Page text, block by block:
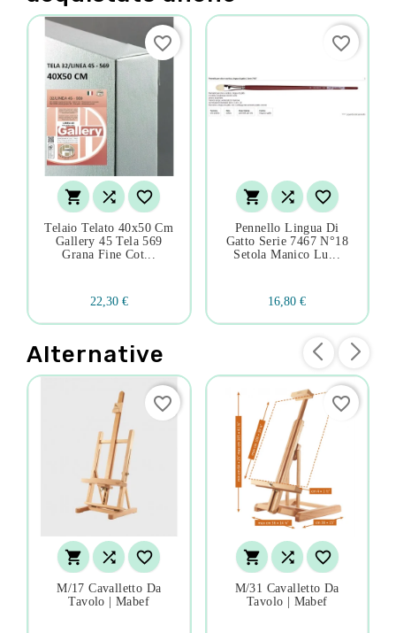
  
Telaio Telato 40x50 Cm
Gallery 45 Tela 569
Grana Fine Cot...
22,30 €
favorite_border
  
Pennello Lingua Di
Gatto Serie 7467 N°18
Setola Manico Lu...
16,80 €
favorite_border
Alternative
  
M/17 Cavalletto Da
Tavolo | Mabef
favorite_border
  
M/31 Cavalletto Da
Tavolo | Mabef
favorite_border